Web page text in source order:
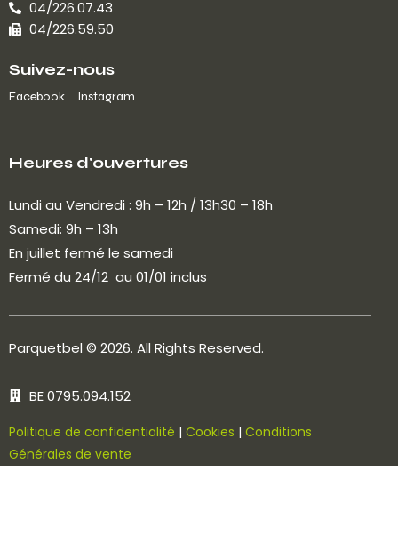
04/226.07.43
04/226.59.50
Suivez-nous
Facebook Instagram
Heures d'ouvertures
Lundi au Vendredi : 9h – 12h / 13h30 – 18h
Samedi: 9h – 13h
En juillet fermé le samedi
Fermé du 24/12 au 01/01 inclus
Parquetbel © 2026. All Rights Reserved.
BE 0795.094.152
Politique de confidentialité | Cookies | Conditions
Générales de vente